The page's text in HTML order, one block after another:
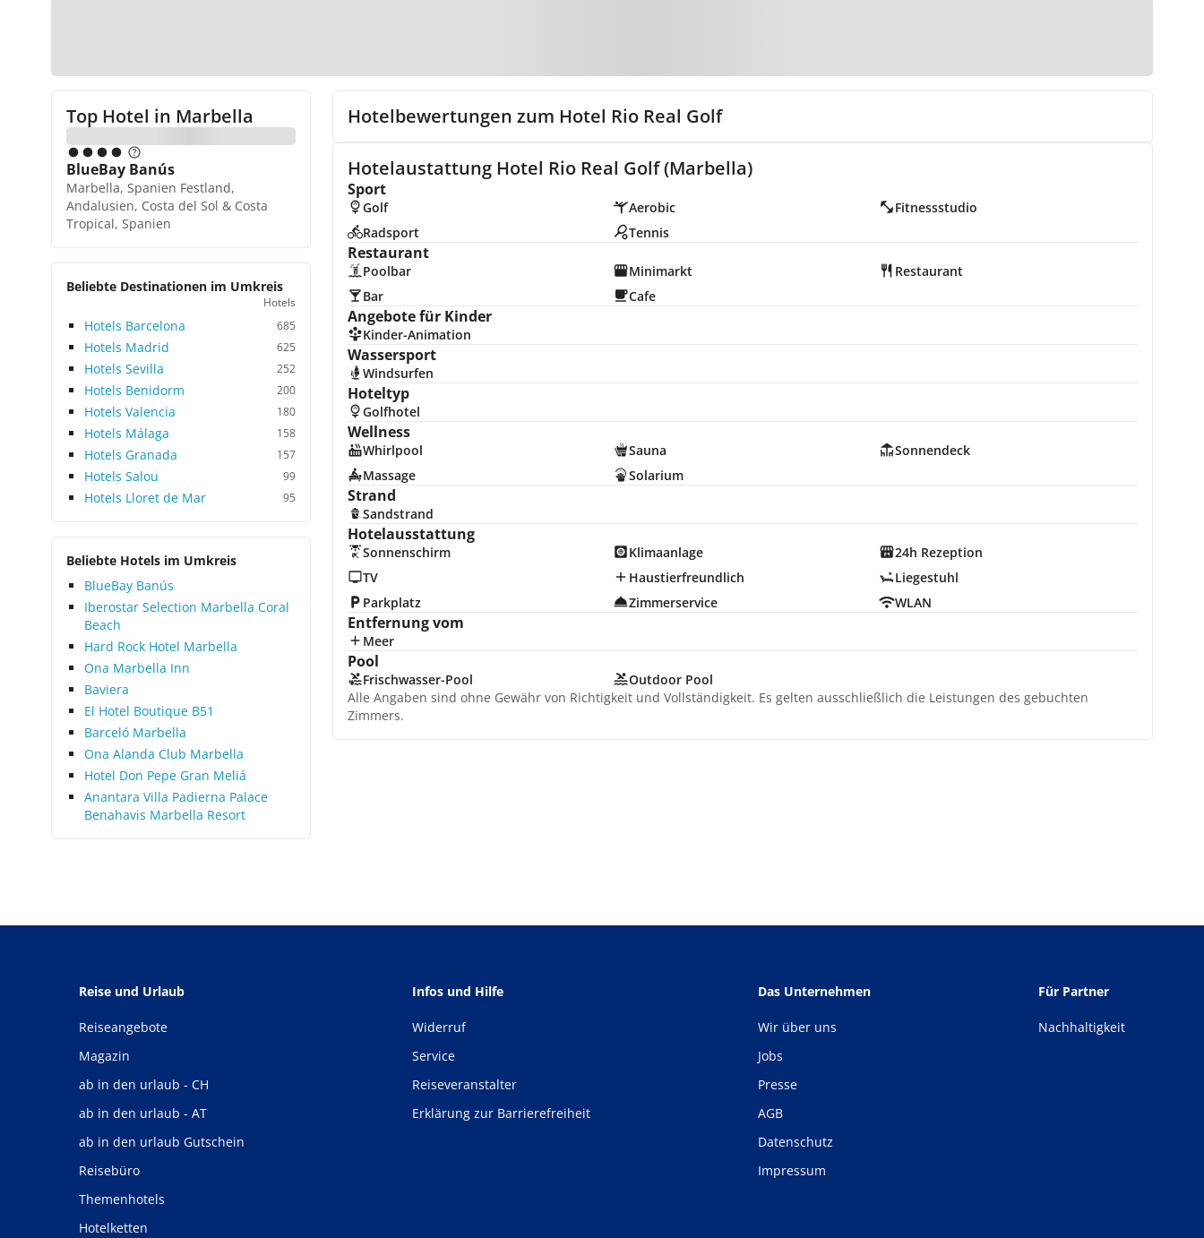
Top Hotel in Marbella
BlueBay Banús
Marbella, Spanien Festland,
Andalusien, Costa del Sol & Costa
Tropical, Spanien
Beliebte Destinationen im Umkreis
Hotels
Hotels Barcelona 685
Hotels Madrid 625
Hotels Sevilla 252
Hotels Benidorm 200
Hotels Valencia 180
Hotels Málaga 158
Hotels Granada 157
Hotels Salou 99
Hotels Lloret de Mar 95
Beliebte Hotels im Umkreis
BlueBay Banús
Iberostar Selection Marbella Coral
Beach
Hard Rock Hotel Marbella
Ona Marbella Inn
Baviera
El Hotel Boutique B51
Barceló Marbella
Ona Alanda Club Marbella
Hotel Don Pepe Gran Meliá
Anantara Villa Padierna Palace
Benahavis Marbella Resort
Hotelbewertungen zum Hotel Rio Real Golf
Hotelaustattung Hotel Rio Real Golf (Marbella)
Sport
Golf Aerobic
Fitnessstudio
Radsport
Tennis
Restaurant
Poolbar Minimarkt
Restaurant
Bar
Cafe
Angebote für Kinder
Kinder-Animation
Wassersport
Windsurfen
Hoteltyp
Golfhotel
Wellness
Whirlpool Sauna
Sonnendeck
Massage
Solarium
Strand
Sandstrand
Hotelausstattung
Sonnenschirm Klimaanlage
24h Rezeption
TV
Haustierfreundlich
Liegestuhl
Parkplatz
Zimmerservice WLAN
Entfernung vom
Meer
Pool
Frischwasser-Pool
Outdoor Pool
Alle Angaben sind ohne Gewähr von Richtigkeit und Vollständigkeit. Es gelten ausschließlich die Leistungen des gebuchten
Zimmers.
Reise und Urlaub
Reiseangebote
Magazin
ab in den urlaub - CH
ab in den urlaub - AT
ab in den urlaub Gutschein
Reisebüro
Themenhotels
Hotelketten
Infos und Hilfe
Widerruf
Service
Reiseveranstalter
Erklärung zur Barrierefreiheit
Das Unternehmen
Wir über uns
Jobs
Presse
AGB
Datenschutz
Impressum
Für Partner
Nachhaltigkeit